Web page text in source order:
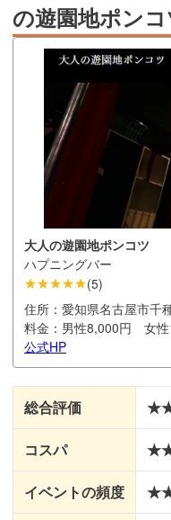
の遊園地ポン
大人の遊園地ポンコツ
ハプニングバー
★★★★★(5)
住所： 愛知県名古屋市千
料金： 男性8,000円 女
公式HP
総合評価
コスパ
イベントの頻度